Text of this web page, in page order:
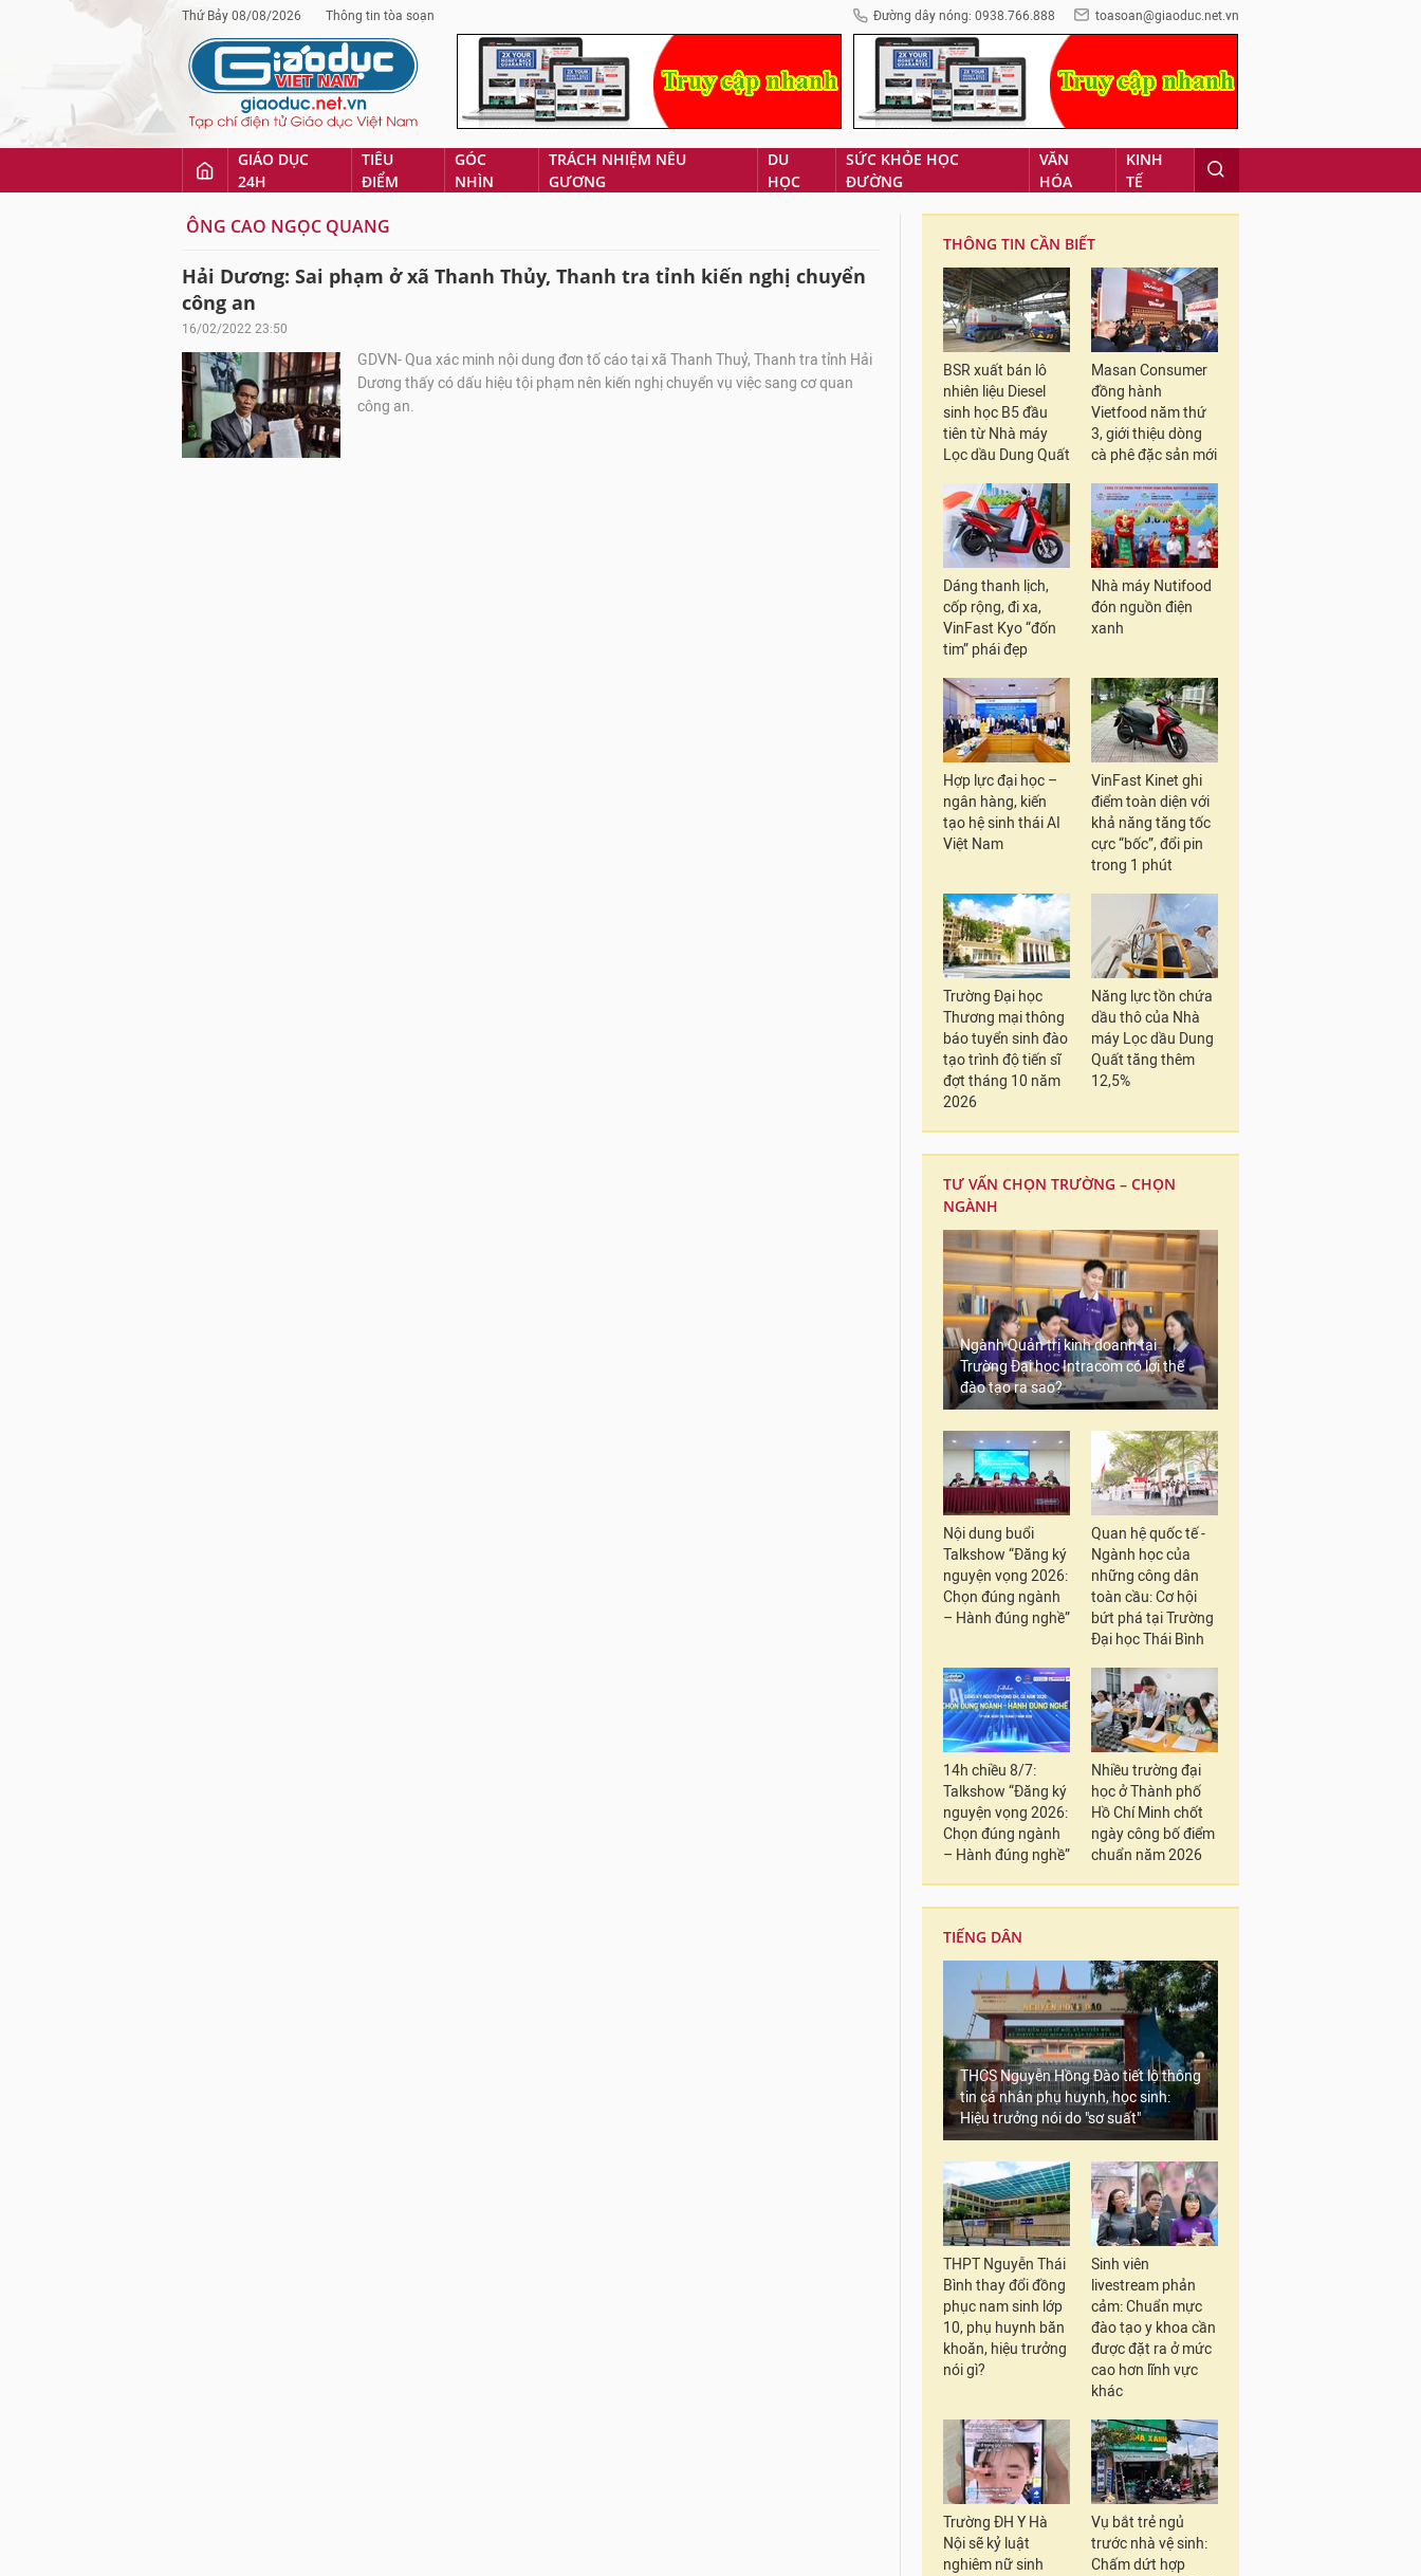
Thứ Bảy 08/08/2026 Thông tin tòa soạn Đường dây nóng: 0938.766.888 toasoan@giaoduc.net.vn
GIÁO DỤC
24H
TIÊU
ĐIỂM
GÓC
NHÌN
TRÁCH NHIỆM NÊU
GƯƠNG
DU
HỌC
SỨC KHỎE HỌC
ĐƯỜNG
VĂN
HÓA
KINH
TẾ
ÔNG CAO NGỌC QUANG
Hải Dương: Sai phạm ở xã Thanh Thủy, Thanh tra tỉnh kiến nghị chuyển
công an
16/02/2022 23:50
GDVN- Qua xác minh nội dung đơn tố cáo tại xã Thanh Thuỷ, Thanh tra tỉnh Hải
Dương thấy có dấu hiệu tội phạm nên kiến nghị chuyển vụ việc sang cơ quan
công an.
THÔNG TIN CẦN BIẾT
BSR xuất bán lô
nhiên liệu Diesel
sinh học B5 đầu
tiên từ Nhà máy
Lọc dầu Dung Quất
Masan Consumer
đồng hành
Vietfood năm thứ
3, giới thiệu dòng
cà phê đặc sản mới
Dáng thanh lịch,
cốp rộng, đi xa,
VinFast Kyo “đốn
tim” phái đẹp
Nhà máy Nutifood
đón nguồn điện
xanh
Hợp lực đại học –
ngân hàng, kiến
tạo hệ sinh thái AI
Việt Nam
VinFast Kinet ghi
điểm toàn diện với
khả năng tăng tốc
cực “bốc”, đổi pin
trong 1 phút
Trường Đại học
Thương mại thông
báo tuyển sinh đào
tạo trình độ tiến sĩ
đợt tháng 10 năm
2026
Năng lực tồn chứa
dầu thô của Nhà
máy Lọc dầu Dung
Quất tăng thêm
12,5%
TƯ VẤN CHỌN TRƯỜNG – CHỌN
NGÀNH
Ngành Quản trị kinh doanh tại
Trường Đại học Intracom có lợi thế
đào tạo ra sao?
Nội dung buổi
Talkshow “Đăng ký
nguyện vọng 2026:
Chọn đúng ngành
– Hành đúng nghề”
Quan hệ quốc tế -
Ngành học của
những công dân
toàn cầu: Cơ hội
bứt phá tại Trường
Đại học Thái Bình
14h chiều 8/7:
Talkshow “Đăng ký
nguyện vọng 2026:
Chọn đúng ngành
– Hành đúng nghề”
Nhiều trường đại
học ở Thành phố
Hồ Chí Minh chốt
ngày công bố điểm
chuẩn năm 2026
TIẾNG DÂN
THCS Nguyễn Hồng Đào tiết lộ thông
tin cá nhân phụ huynh, học sinh:
Hiệu trưởng nói do "sơ suất"
THPT Nguyễn Thái
Bình thay đổi đồng
phục nam sinh lớp
10, phụ huynh băn
khoăn, hiệu trưởng
nói gì?
Sinh viên
livestream phản
cảm: Chuẩn mực
đào tạo y khoa cần
được đặt ra ở mức
cao hơn lĩnh vực
khác
Trường ĐH Y Hà
Nội sẽ kỷ luật
nghiêm nữ sinh
Vụ bắt trẻ ngủ
trước nhà vệ sinh:
Chấm dứt hợp